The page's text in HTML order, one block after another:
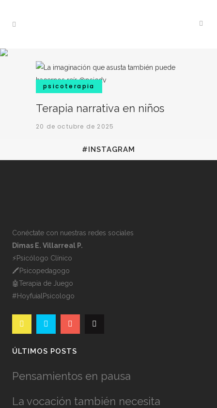
psicoterapia
Terapia narrativa en niños
20 de octubre de 2025
#INSTAGRAM
Conéctate con nuestras redes sociales
Dimas E. Villarreal P.
⚡️Psicólogo Clínico
🖍Psicopedagogo
🤖Terapia de Juego
#HoyfuialPsicologo
ÚLTIMOS POSTS
Pensamientos en pausa
La vocación también necesita